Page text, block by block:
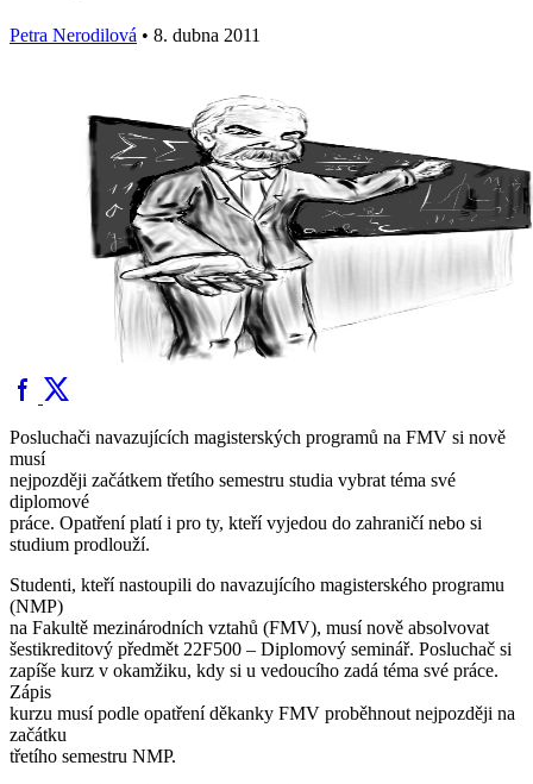
Petra Nerodilová • 8. dubna 2011
Posluchači navazujících magisterských programů na FMV si nově
musí
nejpozději začátkem třetího semestru studia vybrat téma své
diplomové
práce. Opatření platí i pro ty, kteří vyjedou do zahraničí nebo si
studium prodlouží.
Studenti, kteří nastoupili do navazujícího magisterského programu
(NMP)
na Fakultě mezinárodních vztahů (FMV), musí nově absolvovat
šestikreditový předmět 22F500 – Diplomový seminář. Posluchač si
zapíše kurz v okamžiku, kdy si u vedoucího zadá téma své práce.
Zápis
kurzu musí podle opatření děkanky FMV proběhnout nejpozději na
začátku
třetího semestru NMP.